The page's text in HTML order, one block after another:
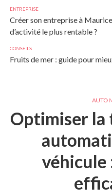
ENTREPRISE
Créer son entreprise à
d’activité le plus rentable ?
CONSEILS
Fruits de mer : guide pour
AUTO
Optimiser la
véhicule